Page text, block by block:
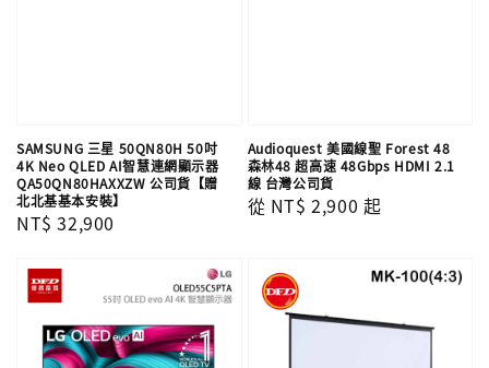
SAMSUNG 三星 50QN80H 50吋
4K Neo QLED AI智慧連網顯示器
QA50QN80HAXXZW 公司貨【贈
北北基基本安裝】
Regular
NT$ 32,900
Audioquest 美國線聖 Forest 48
森林48 超高速 48Gbps HDMI 2.1
線 台灣公司貨
Regular
從 NT$ 2,900 起